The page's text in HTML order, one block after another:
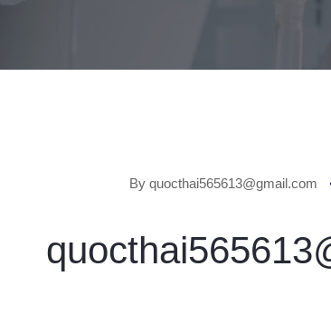
By quocthai565613@gmail.com